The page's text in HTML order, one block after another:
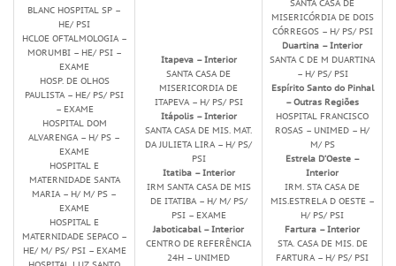
BLANC HOSPITAL SP –
HE/ PSI
HCLOE OFTALMOLOGIA –
MORUMBI – HE/ PSI –
EXAME
HOSP. DE OLHOS
PAULISTA – HE/ PS/ PSI
– EXAME
HOSPITAL DOM
ALVARENGA – H/ PS –
EXAME
HOSPITAL E
MATERNIDADE SANTA
MARIA – H/ M/ PS –
EXAME
HOSPITAL E
MATERNIDADE SEPACO –
HE/ M/ PS/ PSI – EXAME
Itapeva – Interior
SANTA CASA DE
MISERICORDIA DE
ITAPEVA – H/ PS/ PSI
Itápolis – Interior
SANTA CASA DE MIS. MAT.
DA JULIETA LIRA – H/ PS/
PSI
Itatiba – Interior
IRM SANTA CASA DE MIS
DE ITATIBA – H/ M/ PS/
PSI – EXAME
Jaboticabal – Interior
CENTRO DE REFERÊNCIA
24H – UNIMED
SANTA CASA DE
MISERICÓRDIA DE DOIS
CÓRREGOS – H/ PS/ PSI
Duartina – Interior
SANTA C DE M DUARTINA
– H/ PS/ PSI
Espírito Santo do Pinhal
– Outras Regiões
HOSPITAL FRANCISCO
ROSAS – UNIMED – H/
M/ PS
Estrela D’Oeste –
Interior
IRM. STA CASA DE
MIS.ESTRELA D OESTE –
H/ PS/ PSI
Fartura – Interior
STA. CASA DE MIS. DE
FARTURA – H/ PS/ PSI